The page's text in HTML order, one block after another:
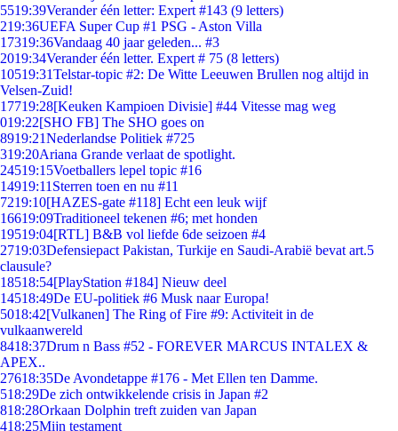
5519:39Verander één letter: Expert #143 (9 letters)
219:36UEFA Super Cup #1 PSG - Aston Villa
17319:36Vandaag 40 jaar geleden... #3
2019:34Verander één letter. Expert # 75 (8 letters)
10519:31Telstar-topic #2: De Witte Leeuwen Brullen nog altijd in
Velsen-Zuid!
17719:28[Keuken Kampioen Divisie] #44 Vitesse mag weg
019:22[SHO FB] The SHO goes on
8919:21Nederlandse Politiek #725
319:20Ariana Grande verlaat de spotlight.
24519:15Voetballers lepel topic #16
14919:11 Sterren toen en nu #11
7219:10[HAZES-gate #118] Echt een leuk wijf
16619:09Traditioneel tekenen #6; met honden
19519:04[RTL] B&B vol liefde 6de seizoen #4
2719:03Defensiepact Pakistan, Turkije en Saudi-Arabië bevat art.5
clausule?
18518:54[PlayStation #184] Nieuw deel
14518:49De EU-politiek #6 Musk naar Europa!
5018:42[Vulkanen] The Ring of Fire #9: Activiteit in de
vulkaanwereld
8418:37Drum n Bass #52 - FOREVER MARCUS INTALEX &
APEX..
27618:35De Avondetappe #176 - Met Ellen ten Damme.
518:29De zich ontwikkelende crisis in Japan #2
818:28Orkaan Dolphin treft zuiden van Japan
418:25Mijn testament